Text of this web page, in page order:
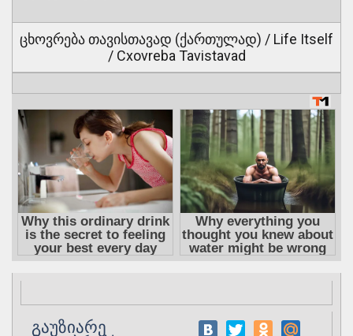
ცხოვრება თავისთავად (ქართულად) / Life Itself
/ Cxovreba Tavistavad
გაუზიარე